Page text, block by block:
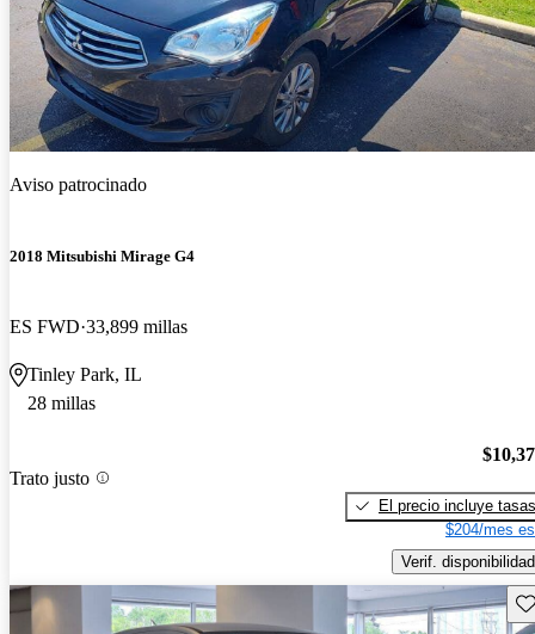
Aviso patrocinado
2018 Mitsubishi Mirage G4
ES FWD 33,899 millas
Tinley Park, IL
28 millas
Trato justo
El precio incluye tasas
$204/mes
Verif. disponibilidad